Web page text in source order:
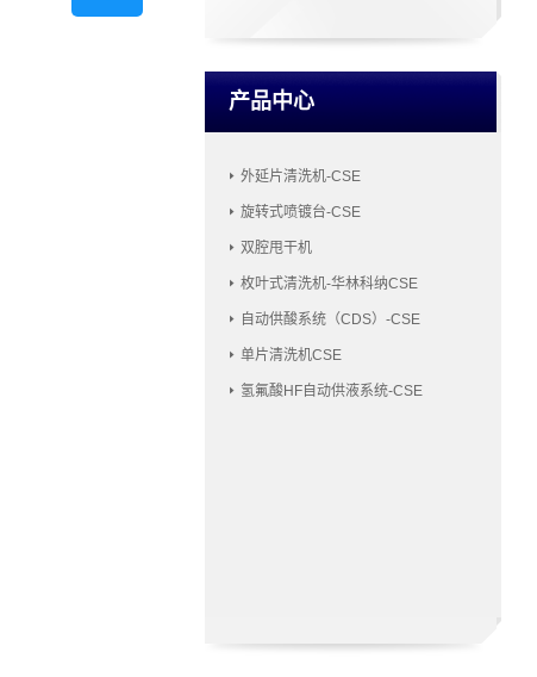
产品中心
外延片清洗机-CSE
旋转式喷镀台-CSE
双腔甩干机
枚叶式清洗机-华林科纳CSE
自动供酸系统（CDS）-CSE
单片清洗机CSE
氢氟酸HF自动供液系统-CSE